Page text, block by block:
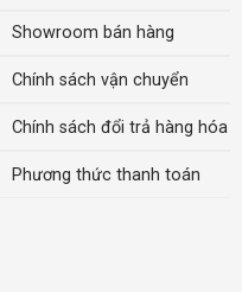
Showroom bán hàng
Chính sách vận chuyển
Chính sách đổi trả hàng hóa
Phương thức thanh toán